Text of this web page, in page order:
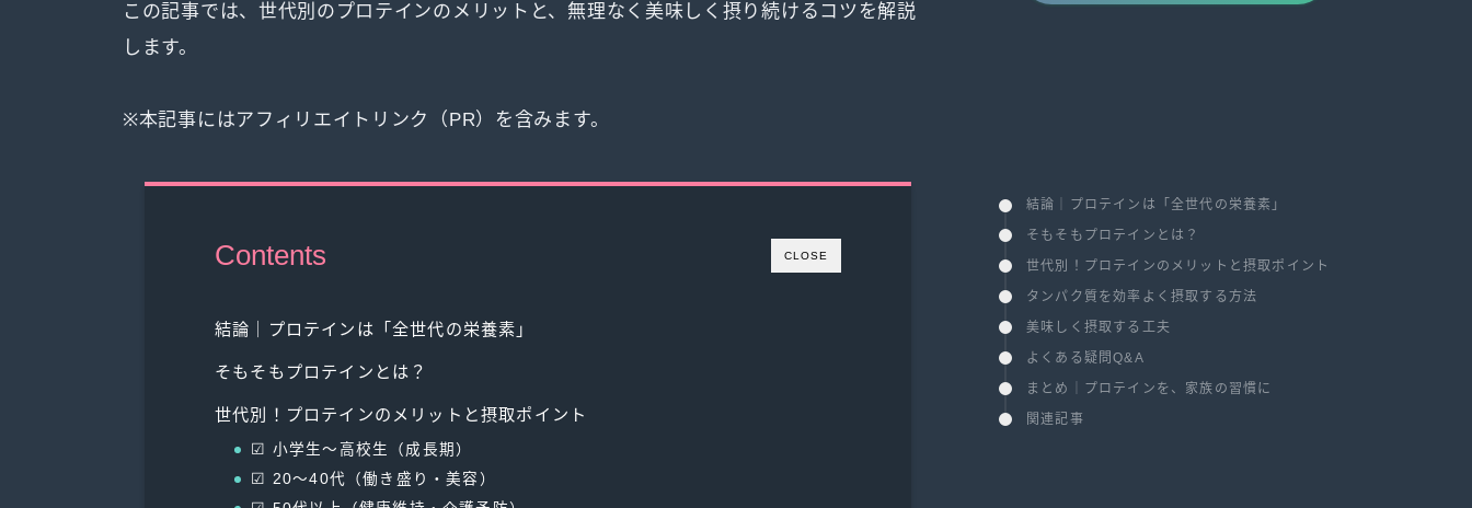
この記事では、世代別のプロテインのメリットと、無理なく美味しく摂り続けるコツを解説
します。
※本記事にはアフィリエイトリンク（PR）を含みます。
CLOSE
Contents
結論｜プロテインは「全世代の栄養素」
そもそもプロテインとは？
世代別！プロテインのメリットと摂取ポイント
☑︎ 小学生〜高校生（成長期）
☑︎ 20〜40代（働き盛り・美容）
結論｜プロテインは「全世代の栄養素」
そもそもプロテインとは？
世代別！プロテインのメリットと摂取ポイント
タンパク質を効率よく摂取する方法
美味しく摂取する工夫
よくある疑問Q&A
まとめ｜プロテインを、家族の習慣に
関連記事